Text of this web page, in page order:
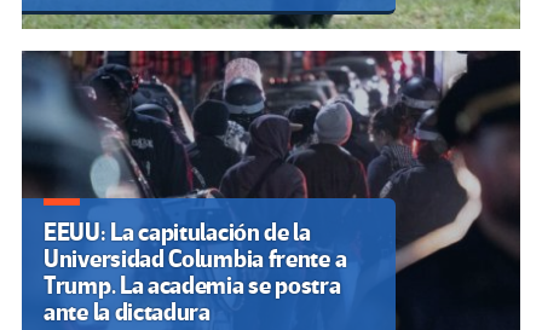
EEUU: La capitulación de la
Universidad Columbia frente a
Trump. La academia se postra
ante la dictadura